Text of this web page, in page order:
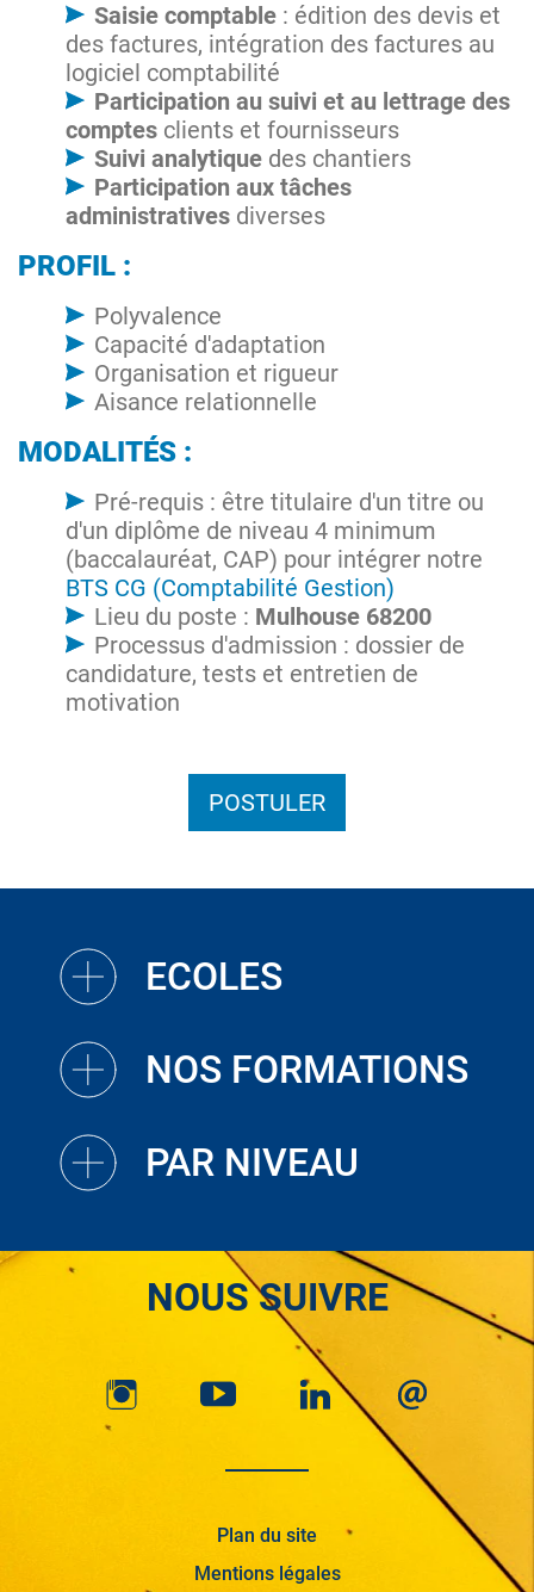
Saisie comptable : édition des devis et
des factures, intégration des factures au
logiciel comptabilité
Participation au suivi et au lettrage des
comptes clients et fournisseurs
Suivi analytique des chantiers
Participation aux tâches
administratives diverses
PROFIL :
Polyvalence
Capacité d'adaptation
Organisation et rigueur
Aisance relationnelle
MODALITÉS :
Pré-requis : être titulaire d'un titre ou
d'un diplôme de niveau 4 minimum
(baccalauréat, CAP) pour intégrer notre
BTS CG (Comptabilité Gestion)
Lieu du poste : Mulhouse 68200
Processus d'admission : dossier de
candidature, tests et entretien de
motivation
POSTULER
ECOLES
NOS FORMATIONS
PAR NIVEAU
NOUS SUIVRE
Plan du site
Mentions légales